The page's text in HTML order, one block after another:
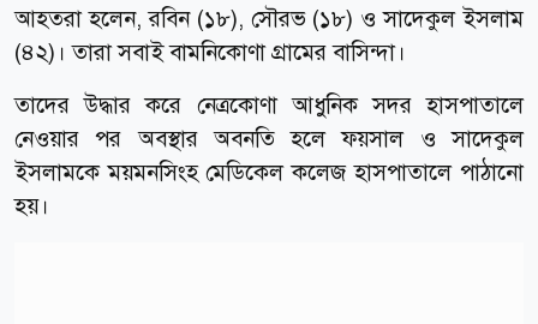
আহতরা হলেন, রবিন (১৮), সৌরভ (১৮) ও সাদেকুল ইসলাম
(৪২)। তারা সবাই বামনিকোণা গ্রামের বাসিন্দা।
তাদের উদ্ধার করে নেত্রকোণা আধুনিক সদর হাসপাতালে
নেওয়ার পর অবস্থার অবনতি হলে ফয়সাল ও সাদেকুল
ইসলামকে ময়মনসিংহ মেডিকেল কলেজ হাসপাতালে পাঠানো
হয়।